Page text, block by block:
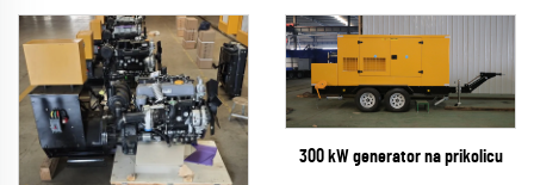
300 kW generator na prikolicu